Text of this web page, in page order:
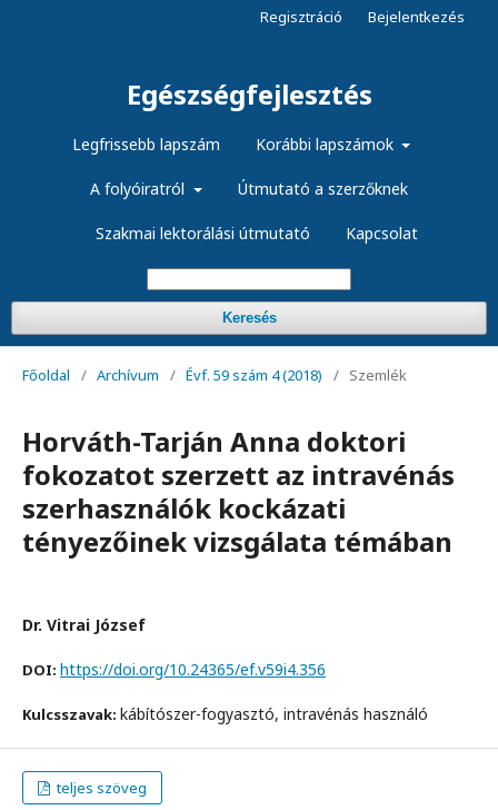
Egészségfejlesztés
Legfrissebb lapszám Korábbi lapszámok
A folyóiratról Útmutató a szerzőknek
Szakmai lektorálási útmutató Kapcsolat
Keresés
Regisztráció Bejelentkezés
Főoldal / Archívum / Évf. 59 szám 4 (2018) / Szemlék
Horváth-Tarján Anna doktori
fokozatot szerzett az intravénás
szerhasználók kockázati
tényezőinek vizsgálata témában
Dr. Vitrai József
DOI: https://doi.org/10.24365/ef.v59i4.356
Kulcsszavak: kábítószer-fogyasztó, intravénás használó
teljes szöveg